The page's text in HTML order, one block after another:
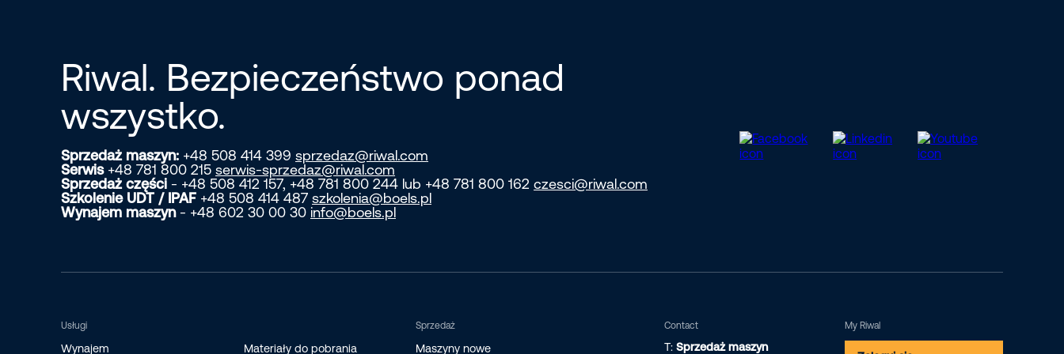
Riwal. Bezpieczeństwo ponad
wszystko.
Sprzedaż maszyn: +48 508 414 399 sprzedaz@riwal.com
Serwis+48 781 800 215 serwis-sprzedaz@riwal.com
Sprzedaż części - +48 508 412 157, +48 781 800 244 lub +48 781 800 162 czesci@riwal.com
Szkolenie UDT / IPAF +48 508 414 487 szkolenia@boels.pl
Wynajem maszyn- +48 602 30 00 30 info@boels.pl
Usługi
Wynajem Materiały do pobrania
Sprzedaż
Maszyny nowe
Contact
T: Sprzedaż maszyn
My Riwal